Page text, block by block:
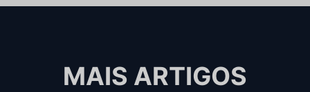
MAIS ARTIGOS